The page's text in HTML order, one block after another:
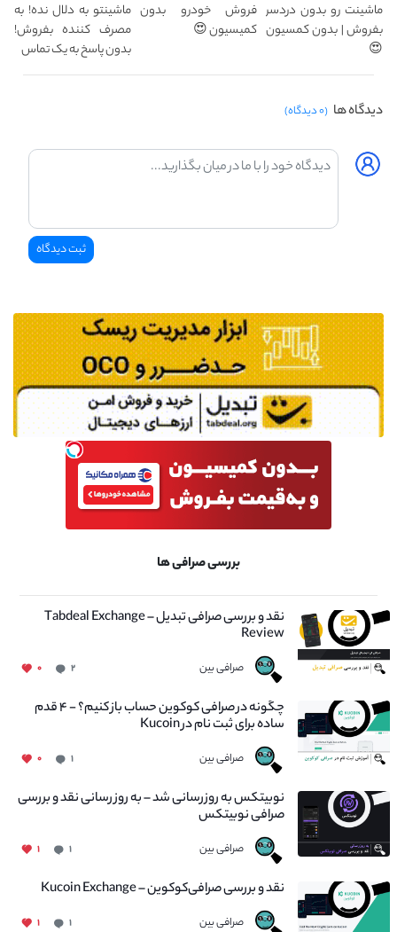
ماشینت رو بدون دردسر
بفروش | بدون کمسیون
😍
فروش خودرو بدون
کمیسیون 😍
ماشینتو به دلال نده! به
مصرف کننده بفروش!
بدون پاسخ به یک تماس
دیدگاه ها (۰ دیدگاه)
بررسی صرافی ها
نقد و بررسی صرافی تبدیل – Tabdeal Exchange
Review
صرافی بین ۲ ۰
چگونه در صرافی کوکوین حساب باز کنیم؟ - ۴ قدم
ساده برای ثبت نام در Kucoin
صرافی بین ۱ ۰
نوبیتکس به روزرسانی شد – به روز رسانی نقد و بررسی
صرافی نوبیتکس
صرافی بین ۱ ۱
نقد و بررسی صرافی‌کوکوین – Kucoin Exchange
صرافی بین ۱ ۱